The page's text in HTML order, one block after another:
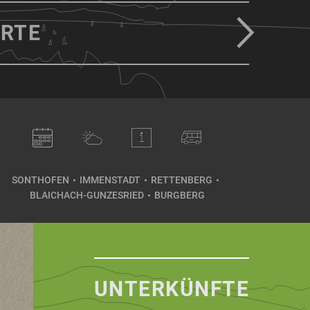
SONTHOFEN IMMENSTADT
RETTENBERG
BLAICHACH-GUNZESRIED
BURGBERG
UNTERKÜNFTE